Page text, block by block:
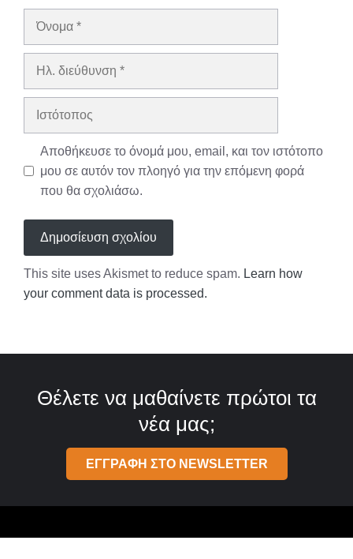
Όνομα
Ηλ.
Ιστότοπος
Αποθήκευσε το όνομά μου, email, και τον ιστότοπο
μου σε αυτόν τον πλοηγό για την επόμενη φορά
που θα σχολιάσω.
This site uses Akismet to reduce spam. Learn how
your comment data is processed.
Θέλετε να μαθαίνετε πρώτοι τα
νέα μας;
ΕΓΓΡΑΦΗ ΣΤΟ NEWSLETTER